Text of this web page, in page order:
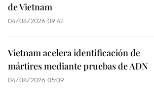
de Vietnam
04/08/2026 09:42
Vietnam acelera identificación de
mártires mediante pruebas de ADN
04/08/2026 05:09